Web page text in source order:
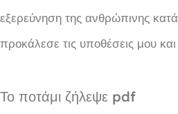
εξερεύνηση της ανθρώπινης
προκάλεσε τις υποθέσεις μου
Το ποτάμι ζήλεψε pdf